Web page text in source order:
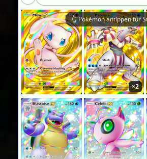
👆 Pokémon antippen für
×2